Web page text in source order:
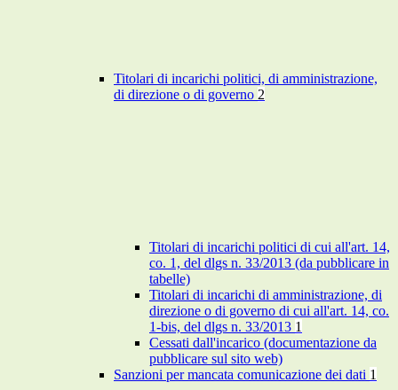
Titolari di incarichi politici, di amministrazione,
di direzione o di governo 2
Titolari di incarichi politici di cui all'art. 14,
co. 1, del dlgs n. 33/2013 (da pubblicare in
tabelle)
Titolari di incarichi di amministrazione, di
direzione o di governo di cui all'art. 14, co.
1-bis, del dlgs n. 33/2013 1
Cessati dall'incarico (documentazione da
pubblicare sul sito web)
Sanzioni per mancata comunicazione dei dati 1